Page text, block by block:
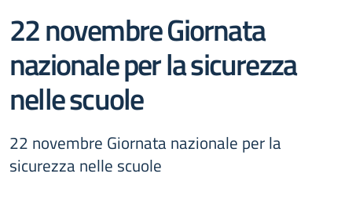
22 novembre Giornata
nazionale per la sicurezza
nelle scuole
22 novembre Giornata nazionale per la
sicurezza nelle scuole